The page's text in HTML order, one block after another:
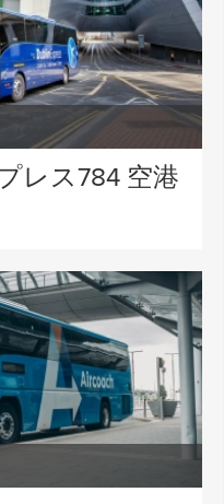
レス784 空港